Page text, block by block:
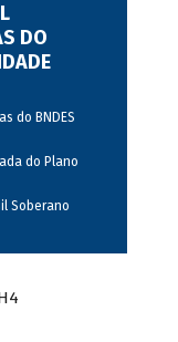
DO
do BNDES
do Plano
Soberano